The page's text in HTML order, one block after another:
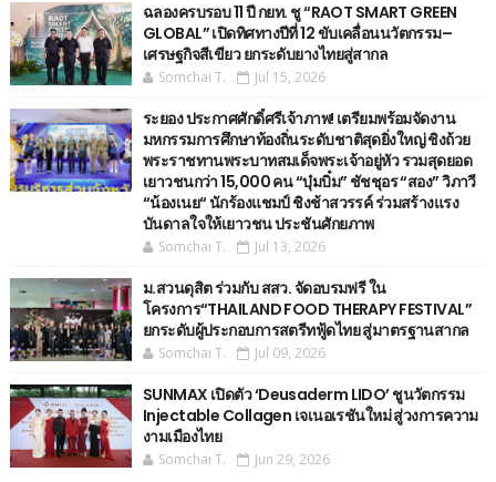
ฉลองครบรอบ 11 ปี กยท. ชู “RAOT SMART GREEN
GLOBAL” เปิดทิศทางปีที่ 12 ขับเคลื่อนนวัตกรรม–
เศรษฐกิจสีเขียว ยกระดับยางไทยสู่สากล
Somchai T. Jul 15, 2026
ระยอง ประกาศศักดิ์ศรีเจ้าภาพ! เตรียมพร้อมจัดงาน
มหกรรมการศึกษาท้องถิ่นระดับชาติสุดยิ่งใหญ่ ชิงถ้วย
พระราชทานพระบาทสมเด็จพระเจ้าอยู่หัว รวมสุดยอด
เยาวชนกว่า 15,000 คน “บุ๋มบิ๋ม” ชัชชุอร “สอง” วิภาวี
“น้องเนย“ นักร้องแชมป์ ชิงช้าสวรรค์ ร่วมสร้างแรง
บันดาลใจให้เยาวชน ประชันศักยภาพ
Somchai T. Jul 13, 2026
ม.สวนดุสิต ร่วมกับ สสว. จัดอบรมฟรี ใน
โครงการ“THAILAND FOOD THERAPY FESTIVAL”
ยกระดับผู้ประกอบการสตรีทฟู้ดไทย สู่มาตรฐานสากล
Somchai T. Jul 09, 2026
SUNMAX เปิดตัว ‘Deusaderm LIDO’ ชูนวัตกรรม
Injectable Collagen เจเนอเรชันใหม่ สู่วงการความ
งามเมืองไทย
Somchai T. Jun 29, 2026